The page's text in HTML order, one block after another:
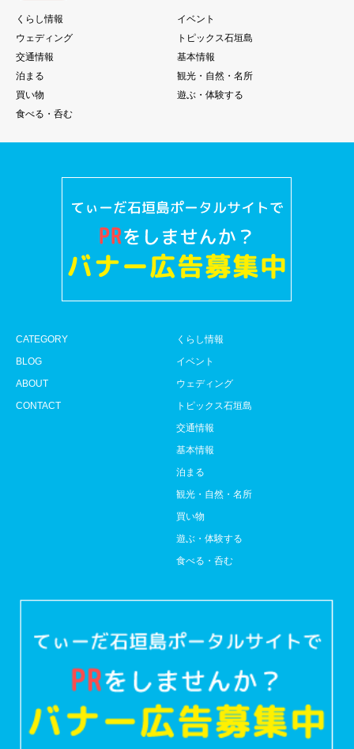
くらし情報
イベント
ウェディング
トピックス石垣島
交通情報
基本情報
泊まる
観光・自然・名所
買い物
遊ぶ・体験する
食べる・呑む
CATEGORY
BLOG
ABOUT
CONTACT
くらし情報
イベント
ウェディング
トピックス石垣島
交通情報
基本情報
泊まる
観光・自然・名所
買い物
遊ぶ・体験する
食べる・呑む